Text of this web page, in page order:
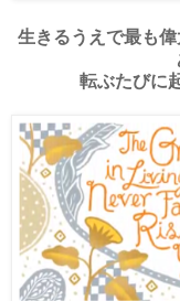
生きるうえで最も
転ぶたびに